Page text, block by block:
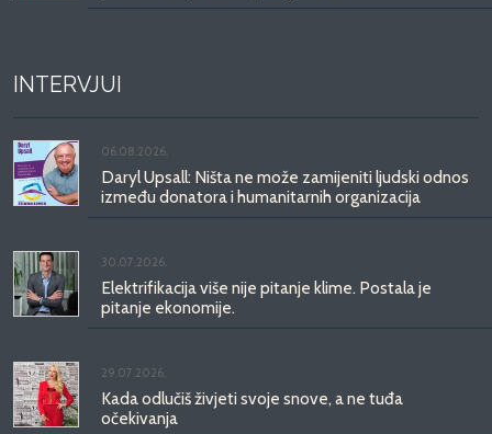
INTERVJUI
06.08.2026.
Daryl Upsall: Ništa ne može zamijeniti ljudski odnos
između donatora i humanitarnih organizacija
30.07.2026.
Elektrifikacija više nije pitanje klime. Postala je
pitanje ekonomije.
29.07.2026.
Kada odlučiš živjeti svoje snove, a ne tuđa
očekivanja